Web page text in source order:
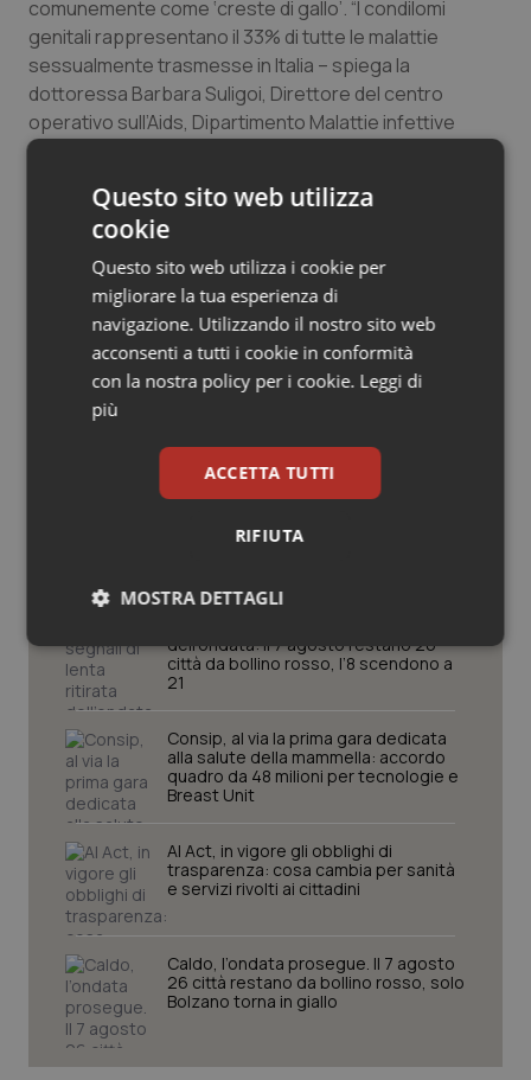
Salute orale & impianti
Sangue & coagulazione
Tumore al seno
Tumore ovarico
Tumori del Polmone & Testa Collo
Tumori gastrointestinali
Ulcera & Reflusso
comunemente come ‘creste di gallo’. “I condilomi
genitali rappresentano il 33% di tutte le malattie
sessualmente trasmesse in Italia – spiega la
dottoressa Barbara Suligoi, Direttore del centro
operativo sull’Aids, Dipartimento Malattie infettive
dell’Iss – e di questi il 73% colpisce gli uomini”.
25 Novembre 2010
© Riproduzione riservata
dell’ondata: il 7 agosto restano 26
città da bollino rosso, l’8 scendono a
21
Consip, al via la prima gara dedicata
alla salute della mammella: accordo
quadro da 48 milioni per tecnologie e
Breast Unit
AI Act, in vigore gli obblighi di
trasparenza: cosa cambia per sanità
e servizi rivolti ai cittadini
Caldo, l’ondata prosegue. Il 7 agosto
26 città restano da bollino rosso, solo
Bolzano torna in giallo
Questo sito web utilizza
cookie
Questo sito web utilizza i cookie per
migliorare la tua esperienza di
navigazione. Utilizzando il nostro sito web
acconsenti a tutti i cookie in conformità
con la nostra policy per i cookie. Leggi di
più
ACCETTA TUTTI
RIFIUTA
MOSTRA DETTAGLI
Necessari Statistici Marketing
I cookie necessari contribuiscono a rendere fruibile il
sito web abilitandone funzionalità di base quali la
navigazione sulle pagine e l'accesso alle aree
protette del sito. Il sito web non è in grado di
funzionare correttamente senza questi cookie.
Nome
Fornitore / Dominio
VISITOR_PRIVACY_METADATA
YouTube